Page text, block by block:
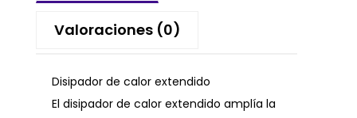
Valoraciones (0)
Disipador de calor extendido
El disipador de calor extendido amplía la